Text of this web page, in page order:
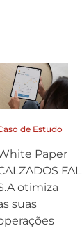
de Estudo
Paper
FAL
otimiza
suas